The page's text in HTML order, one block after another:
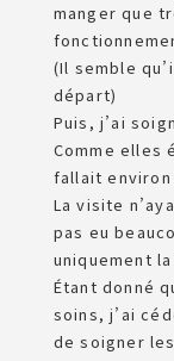
manger que
(Il semble
départ)
Puis, j’ai
Comme elles
fallait
La visite
pas eu
uniquement
Étant donné
soins, j’ai
de soigner